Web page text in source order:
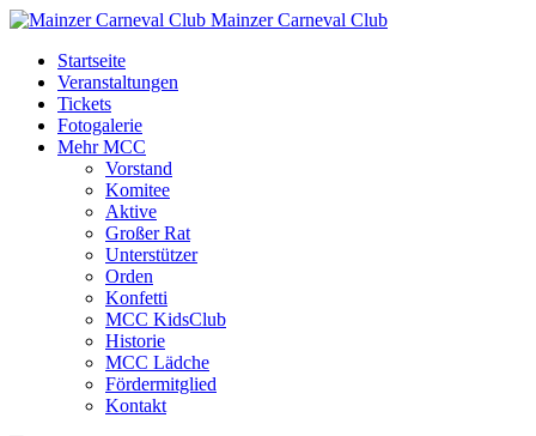
Mainzer Carneval Club
Startseite
Veranstaltungen
Tickets
Fotogalerie
Mehr MCC
Vorstand
Komitee
Aktive
Großer Rat
Unterstützer
Orden
Konfetti
MCC KidsClub
Historie
MCC Lädche
Fördermitglied
Kontakt